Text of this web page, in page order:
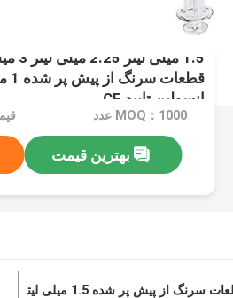
انسولین تایید CE
MOQ：1000 عدد
بهترین قیمت
قطعات سرنگ از پیش پر شده 1.5 میلی لیت